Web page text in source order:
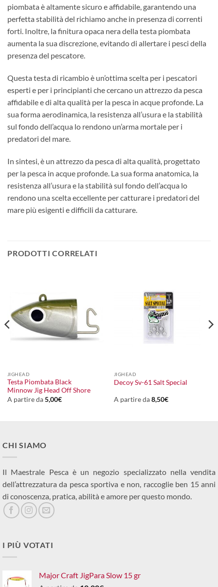
piombata è altamente sicuro e affidabile, garantendo una
perfetta stabilità del richiamo anche in presenza di correnti
forti. Inoltre, la finitura opaca nera della testa piombata
aumenta la sua discrezione, evitando di allertare i pesci della
presenza del pescatore.
Questa testa di ricambio è un’ottima scelta per i pescatori
esperti e per i principianti che cercano un attrezzo da pesca
affidabile e di alta qualità per la pesca in acque profonde. La
sua forma aerodinamica, la resistenza all’usura e la stabilità
sul fondo dell’acqua lo rendono un’arma mortale per i
predatori del mare.
In sintesi, è un attrezzo da pesca di alta qualità, progettato
per la pesca in acque profonde. La sua forma anatomica, la
resistenza all’usura e la stabilità sul fondo dell’acqua lo
rendono una scelta eccellente per catturare i predatori del
mare più esigenti e difficili da catturare.
PRODOTTI CORRELATI
JIGHEAD
Testa Piombata Black
Minnow Jig Head Off Shore
A partire da5,00€
JIGHEAD
Decoy Sv-61 Salt Special
A partire da8,50€
CHI SIAMO
Il Maestrale Pesca è un negozio specializzato nella vendita
dell’attrezzatura da pesca sportiva e non, raccoglie ben 15 anni
di conoscenza, pratica, abilità e amore per questo mondo.
I PIÙ VOTATI
Major Craft JigPara Slow 15 gr